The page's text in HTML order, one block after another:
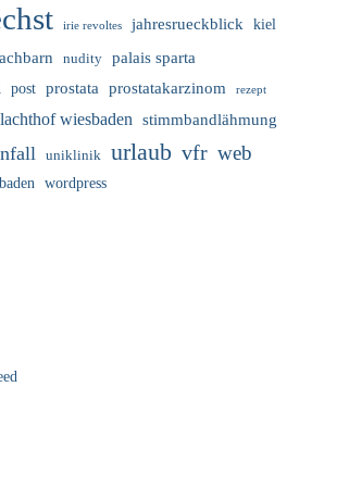
irie revoltes jahresrueckblick kiel
nudity palais sparta
post prostata prostatakarzinom rezept
wiesbaden stimmbandlähmung
uniklinik urlaub vfr web
wordpress